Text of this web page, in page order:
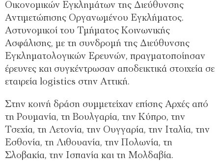
Οικονομικών Εγκλημάτων της Διεύθυνσης
Αντιμετώπισης Οργανωμένου Εγκλήματος.
Αστυνομικοί του Τμήματος Κοινωνικής
Ασφάλισης, με τη συνδρομή της Διεύθυνσης
Εγκληματολογικών Ερευνών, πραγματοποίησαν
έρευνες και συγκέντρωσαν αποδεικτικά στοιχεία σε
εταιρεία logistics στην Αττική.
Στην κοινή δράση συμμετείχαν επίσης Αρχές από
τη Ρουμανία, τη Βουλγαρία, την Κύπρο, την
Τσεχία, τη Λετονία, την Ουγγαρία, την Ιταλία, την
Εσθονία, τη Λιθουανία, την Πολωνία, τη
Σλοβακία, την Ισπανία και τη Μολδαβία.